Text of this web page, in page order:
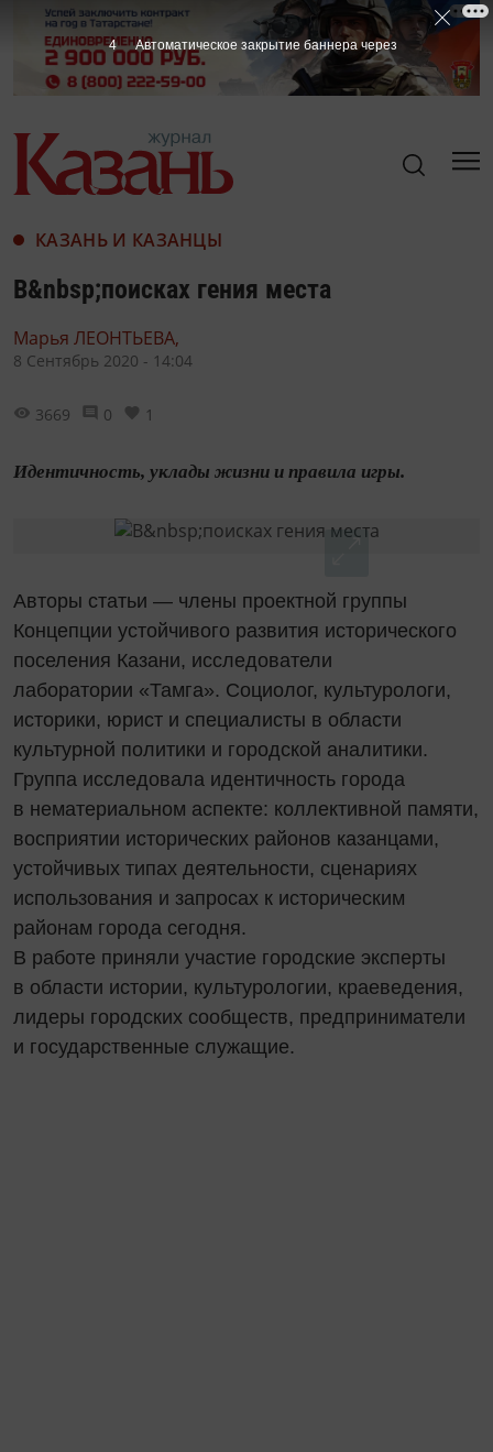
КАЗАНЬ И КАЗАНЦЫ
В&nbsp;поисках гения места
Марья ЛЕОНТЬЕВА,
8 Сентябрь 2020 - 14:04
3669 0 1
Идентичность, уклады жизни и правила игры.
Авторы статьи — члены проектной группы
Концепции устойчивого развития исторического
поселения Казани, исследователи
лаборатории «Тамга». Социолог, культурологи,
историки, юрист и специалисты в области
культурной политики и городской аналитики.
Группа исследовала идентичность города
в нематериальном аспекте: коллективной памяти,
восприятии исторических районов казанцами,
устойчивых типах деятельности, сценариях
использования и запросах к историческим
районам города сегодня.
В работе приняли участие городские эксперты
в области истории, культурологии, краеведения,
лидеры городских сообществ, предприниматели
и государственные служащие.
3 Автоматическое закрытие баннера через